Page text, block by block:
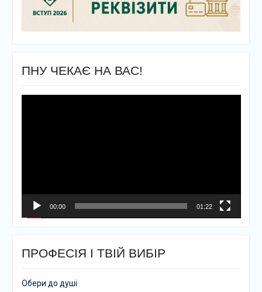
ПНУ ЧЕКАЄ НА ВАС!
00:00 01:22
ПРОФЕСІЯ І ТВІЙ ВИБІР
Обери до душі